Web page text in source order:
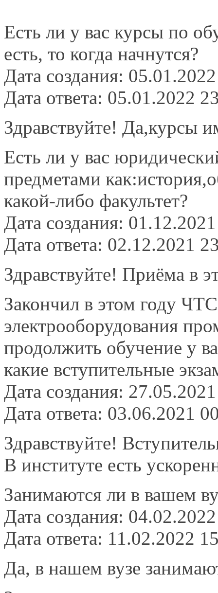
Есть ли у вас курсы по
есть, то когда начнутся?
Дата создания:
Дата ответа: 05.01.2022
Здравствуйте! Да,курсы
Есть ли у вас
предметами
какой-либо факультет?
Дата создания:
Дата ответа: 02.12.2021
Здравствуйте! Приёма в
Закончил в этом году
электрооборудования
продолжить обучение у
какие вступительные
Дата создания:
Дата ответа: 03.06.2021
Здравствуйте!
В институте есть
Занимаются ли в вашем
Дата создания:
Дата ответа: 11.02.2022
Да, в нашем вузе